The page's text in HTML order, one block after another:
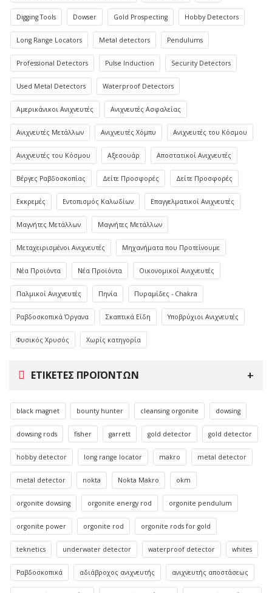
Digging Tools Dowser Gold Prospecting Hobby Detectors
Long Range Locators Metal detectors Pendulums
Professional Detectors Pulse Induction Security Detectors
Used Metal Detectors Waterproof Detectors
Αμερικάνικοι Ανιχνευτές Ανιχνευτές Ασφαλείας
Ανιχνευτές Μετάλλων Ανιχνευτές Χόμπυ Ανιχνευτές του Κόσμου
Ανιχνευτές του Κόσμου Αξεσουάρ Αποστατικοί Ανιχνευτές
Βέργες Ραβδοσκοπίας Δείτε Προσφορές Δείτε Προσφορές
Εκκρεμές Εντοπισμός Καλωδίων Επαγγελματικοί Ανιχνευτές
Μαγνήτες Μετάλλων Μαγνήτες Μετάλλων
Μεταχειρισμένοι Ανιχνευτές Μηχανήματα που Προτείνουμε
Νέα Προϊόντα Νέα Προϊόντα Οικονομικοί Ανιχνευτές
Παλμικοί Ανιχνευτές Πηνία Πυραμίδες - Chakra
Ραβδοσκοπικά Όργανα Σκαπτικά Είδη Υποβρύχιοι Ανιχνευτές
Φυσικός Χρυσός Χωρίς κατηγορία
ΕΤΙΚΈΤΕΣ ΠΡΟΪΌΝΤΩΝ
black magnet bounty hunter cleansing orgonite dowsing
dowsing rods fisher garrett gold detector gold detector
hobby detector long range locator makro metal detector
metal detector nokta Nokta Makro okm
orgonite dowsing orgonite energy rod orgonite pendulum
orgonite power orgonite rod orgonite rods for gold
teknetics underwater detector waterproof detector whites
Ραβδοσκοπικά αδιάβροχος ανιχνευτής ανιχνευτής αποστάσεως